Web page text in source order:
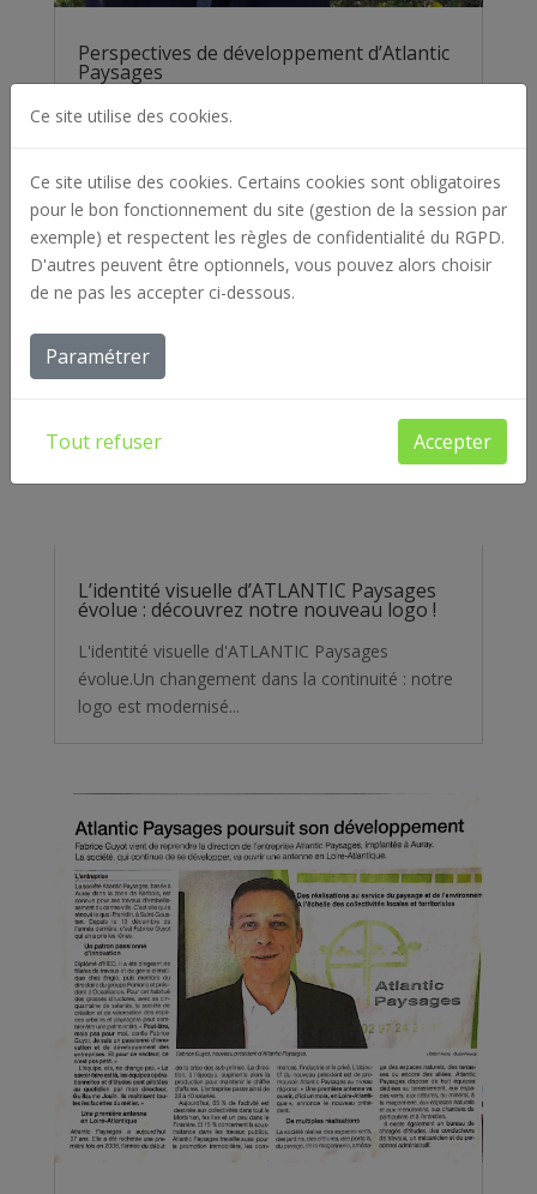
Perspectives de développement d’Atlantic
Paysages
L'agence de presse API (Atlantique presse
L’identité visuelle d’ATLANTIC Paysages
évolue : découvrez notre nouveau logo !
L'identité visuelle d'ATLANTIC Paysages
évolue.Un changement dans la continuité : notre
logo est modernisé...
Ce site utilise des cookies.
Ce site utilise des cookies. Certains cookies sont obligatoires
pour le bon fonctionnement du site (gestion de la session par
exemple) et respectent les règles de confidentialité du RGPD.
D'autres peuvent être optionnels, vous pouvez alors choisir
de ne pas les accepter ci-dessous.
Paramétrer
Tout refuser Accepter